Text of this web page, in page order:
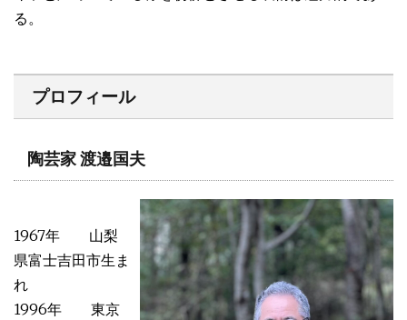
る。
プロフィール
陶芸家 渡邉国夫
1967年 山梨
県富士吉田市生ま
れ
1996年 東京